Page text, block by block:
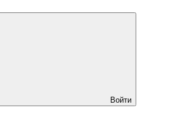
Войти